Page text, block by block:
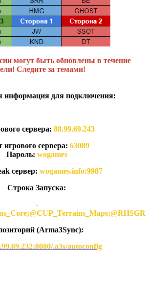
могут быть обновлены в течение
Следите за темами!
информация для подключения:
сервера: 88.99.69.243
игрового сервера: 63089
Пароль: wogames
сервер: wogames.info:9987
Строка Запуска:
-
(Arma3Synс):
.a3s/autoconfig